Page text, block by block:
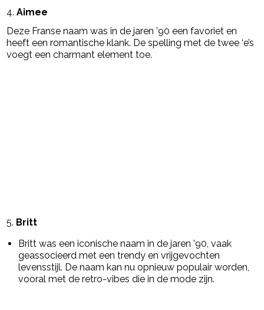
4.Aimee
Deze Franse naam was in de jaren ’90 een favoriet en
heeft een romantische klank. De spelling met de twee ‘e’s
voegt een charmant element toe.
5. Britt
Britt was een iconische naam in de jaren ’90, vaak
geassocieerd met een trendy en vrijgevochten
levensstijl. De naam kan nu opnieuw populair worden,
vooral met de retro-vibes die in de mode zijn.